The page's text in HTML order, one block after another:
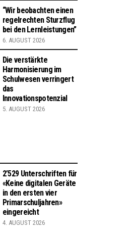
“Wir beobachten einen
regelrechten Sturzflug
bei den Lernleistungen”
6. AUGUST 2026
Die verstärkte
Harmonisierung im
Schulwesen verringert
das
Innovationspotenzial
5. AUGUST 2026
2’529 Unterschriften für
«Keine digitalen Geräte
in den ersten vier
Primarschuljahren»
eingereicht
4. AUGUST 2026